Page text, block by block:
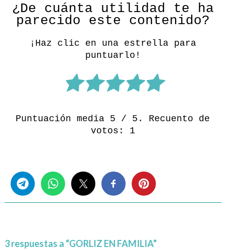
¿De cuánta utilidad te ha
parecido este contenido?
¡Haz clic en una estrella para
puntuarlo!
Puntuación media 5 / 5. Recuento de
votos: 1
3 respuestas a “GORLIZ EN FAMILIA”